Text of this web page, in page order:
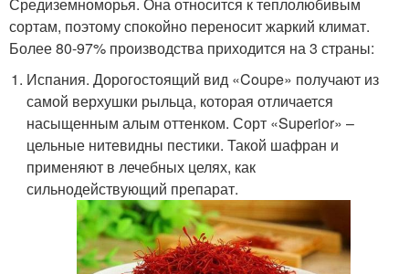
сортам, поэтому спокойно переносит жаркий климат.
Более 80-97% производства приходится на 3 страны:
Испания. Дорогостоящий вид «Coupe» получают из
самой верхушки рыльца, которая отличается
насыщенным алым оттенком. Сорт «Superior» –
цельные нитевидны пестики. Такой шафран и
применяют в лечебных целях, как
сильнодействующий препарат.